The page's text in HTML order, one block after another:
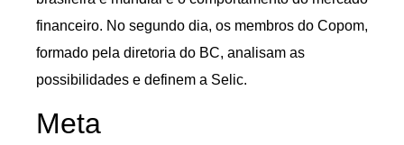
financeiro. No segundo dia, os membros do Copom,
formado pela diretoria do BC, analisam as
possibilidades e definem a Selic.
Meta